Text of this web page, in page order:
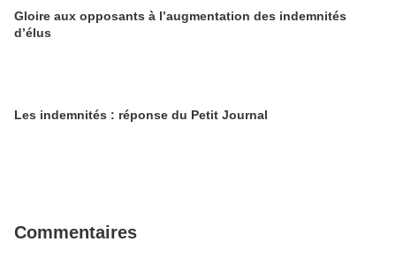
Gloire aux opposants à l’augmentation des indemnités
d’élus
Les indemnités : réponse du Petit Journal
Commentaires